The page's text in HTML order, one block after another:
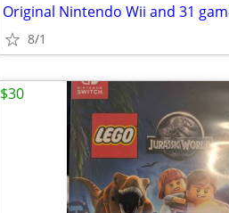
Original Nintendo Wii and 31
8/1
$30